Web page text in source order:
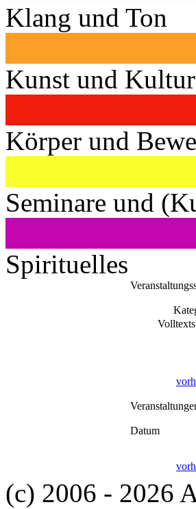
Klang und Ton
Kunst und Kultur
Körper und
Seminare und
Spirituelles
Datum
(c) 2006 - 2026